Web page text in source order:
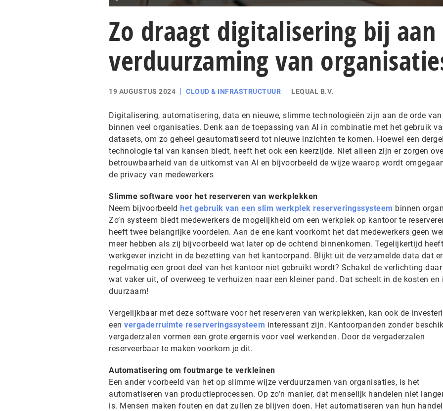
Zo draagt digitalisering bij aan
verduurzaming van
19 AUGUSTUS 2024 CLOUD & INFRASTRUCTUUR LEQUAL B.V.
Digitalisering, automatisering, data en nieuwe, slimme technologieën zijn aan de orde van
binnen veel organisaties. Denk aan de toepassing van AI in combinatie met het gebruik
datasets, om zo geheel geautomatiseerd tot nieuwe inzichten te komen. Hoewel een
technologie tal van kansen biedt, heeft het ook een keerzijde. Niet alleen zijn er zorgen
betrouwbaarheid van de uitkomst van AI en bijvoorbeeld de wijze waarop wordt
de privacy van medewerkers
Slimme software voor het reserveren van werkplekken
Neem bijvoorbeeld het gebruik van een slim werkplek reserveringssysteem binnen
Zo’n systeem biedt medewerkers de mogelijkheid om een werkplek op kantoor te
heeft twee belangrijke voordelen. Aan de ene kant voorkomt het dat medewerkers geen
meer hebben als zij bijvoorbeeld wat later op de ochtend binnenkomen. Tegelijkertijd
werkgever inzicht in de bezetting van het kantoorpand. Blijkt uit de verzamelde data dat er
regelmatig een groot deel van het kantoor niet gebruikt wordt? Schakel de verlichting daar
wat vaker uit, of overweeg te verhuizen naar een kleiner pand. Dat scheelt in de kosten en
duurzaam!
Vergelijkbaar met deze software voor het reserveren van werkplekken, kan ook de
een vergaderruimte reserveringssysteem interessant zijn. Kantoorpanden zonder
vergaderzalen vormen een grote ergernis voor veel werkenden. Door de vergaderzalen
reserveerbaar te maken voorkom je dit.
Automatisering om foutmarge te verkleinen
Een ander voorbeeld van het op slimme wijze verduurzamen van organisaties, is het
automatiseren van productieprocessen. Op zo’n manier, dat menselijk handelen niet
is. Mensen maken fouten en dat zullen ze blijven doen. Het automatiseren van hun